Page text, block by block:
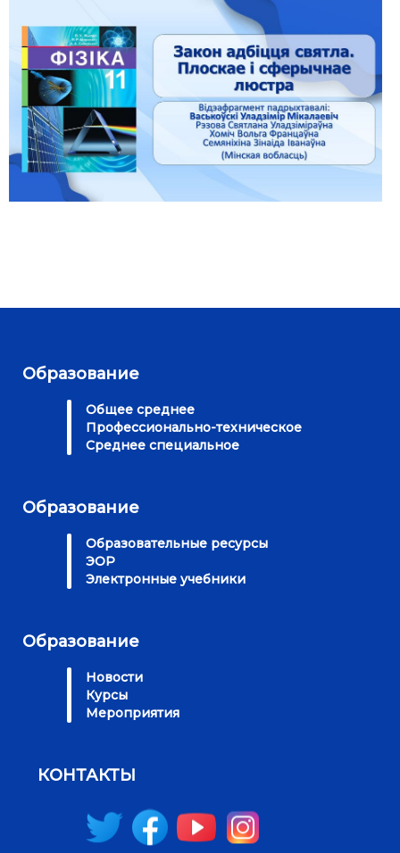
Образование
Общее среднее
Профессионально-техническое
Среднее специальное
Образование
Образовательные ресурсы
ЭОР
Электронные учебники
Образование
Новости
Курсы
Мероприятия
КОНТАКТЫ